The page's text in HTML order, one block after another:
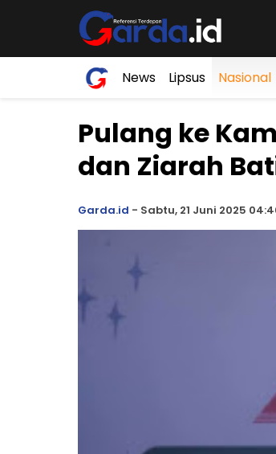
News Lipsus Nasional
Pulang ke
dan Ziarah
Garda.id - Sabtu, 21 Juni 2025